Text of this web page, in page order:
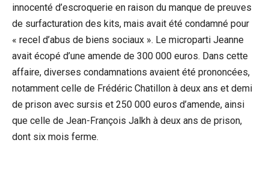
innocenté d’escroquerie en raison du manque de preuves
de surfacturation des kits, mais avait été condamné pour
« recel d’abus de biens sociaux ». Le microparti Jeanne
avait écopé d’une amende de 300 000 euros. Dans cette
affaire, diverses condamnations avaient été prononcées,
notamment celle de Frédéric Chatillon à deux ans et demi
de prison avec sursis et 250 000 euros d’amende, ainsi
que celle de Jean-François Jalkh à deux ans de prison,
dont six mois ferme.